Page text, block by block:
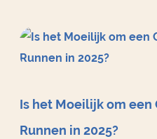
Is het Moeilijk om een
Runnen in 2025?